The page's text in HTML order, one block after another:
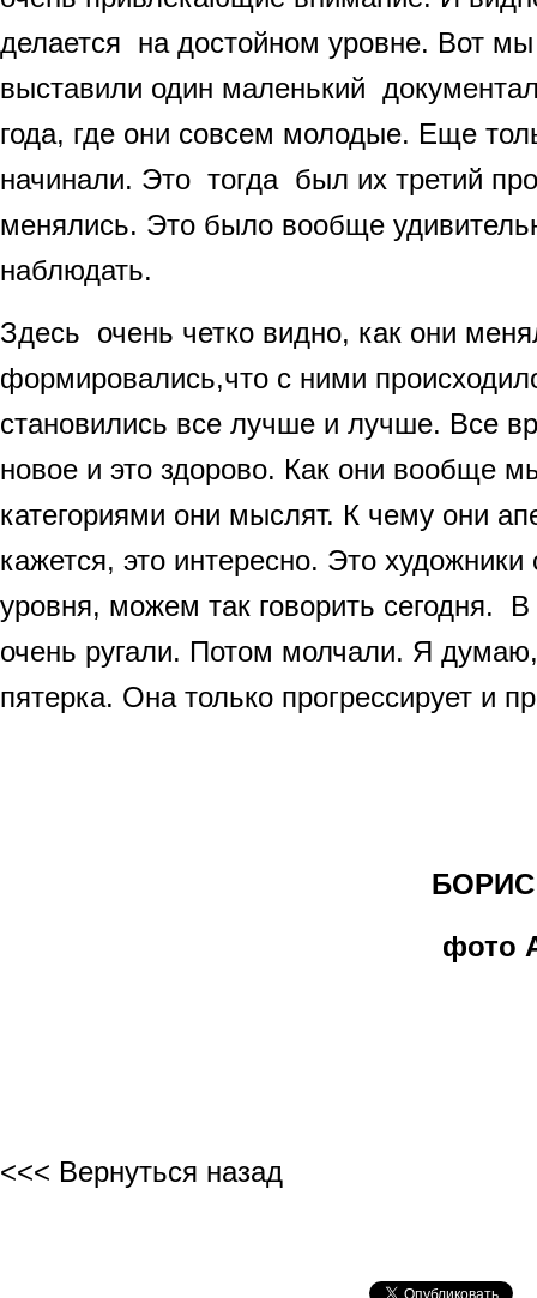
делается на достойном уровне. Вот мы
выставили один маленький
года, где они совсем молодые. Еще
начинали. Это тогда был их третий
менялись. Это было вообще
наблюдать.
Здесь очень четко видно, как они
формировались,что с ними
становились все лучше и лучше. Все
новое и это здорово. Как они вообще
категориями они мыслят. К чему они
кажется, это интересно. Это художники
уровня, можем так говорить сегодня.
очень ругали. Потом молчали. Я думаю,
пятерка. Она только прогрессирует и
БОРИС
фото
<<< Вернуться назад